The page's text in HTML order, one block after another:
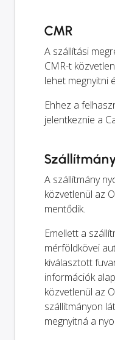
CMR
A szállítási
CMR-t
lehet megnyitni
Ehhez a
jelentkeznie a
A szállítmány
közvetlenül az
mentődik.
Emellett a
mérföldkövei
kiválasztott
információk
közvetlenül az
szállítmányon
megnyitná a